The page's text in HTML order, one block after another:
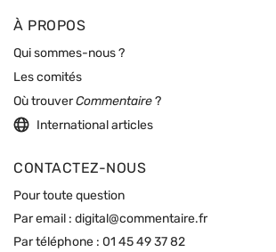
À PROPOS
Qui sommes-nous ?
Les comités
Où trouverCommentaire ?
International articles
CONTACTEZ-NOUS
Pour toute question
Par email : digital@commentaire.fr
Par téléphone : 01 45 49 37 82